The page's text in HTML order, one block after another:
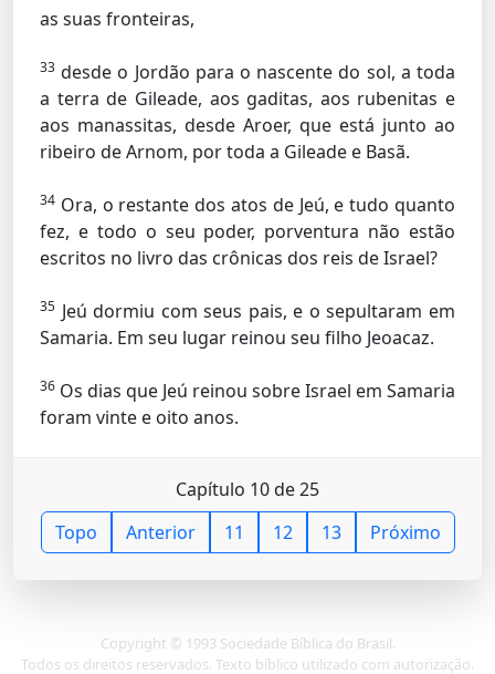
as suas fronteiras,
33 desde o Jordão para o nascente do sol, a toda
a terra de Gileade, aos gaditas, aos rubenitas e
aos manassitas, desde Aroer, que está junto ao
ribeiro de Arnom, por toda a Gileade e Basã.
34 Ora, o restante dos atos de Jeú, e tudo quanto
fez, e todo o seu poder, porventura não estão
escritos no livro das crônicas dos reis de Israel?
35 Jeú dormiu com seus pais, e o sepultaram em
Samaria. Em seu lugar reinou seu filho Jeoacaz.
36 Os dias que Jeú reinou sobre Israel em Samaria
foram vinte e oito anos.
Capítulo 10 de 25
Topo
Anterior 11 12 13 Próximo
Copyright © 1993 Sociedade Bíblica do Brasil.
Todos os direitos reservados. Texto bíblico utilizado com autorização.